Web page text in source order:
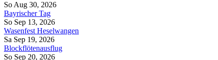
So Aug 30, 2026
Bayrischer Tag
So Sep 13, 2026
Wasenfest Heselwangen
Sa Sep 19, 2026
Blockflötenausflug
So Sep 20, 2026